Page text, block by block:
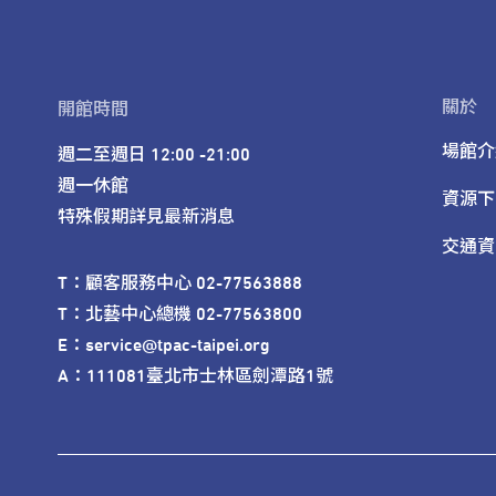
開館時間
週二至週日 12:00 -21:00
週一休館
特殊假期詳見最新消息
T：顧客服務中心 02-77563888
T：北藝中心總機 02-77563800
E：service@tpac-taipei.org
A：111081臺北市士林區劍潭路1號
關於
場館
資源
交通